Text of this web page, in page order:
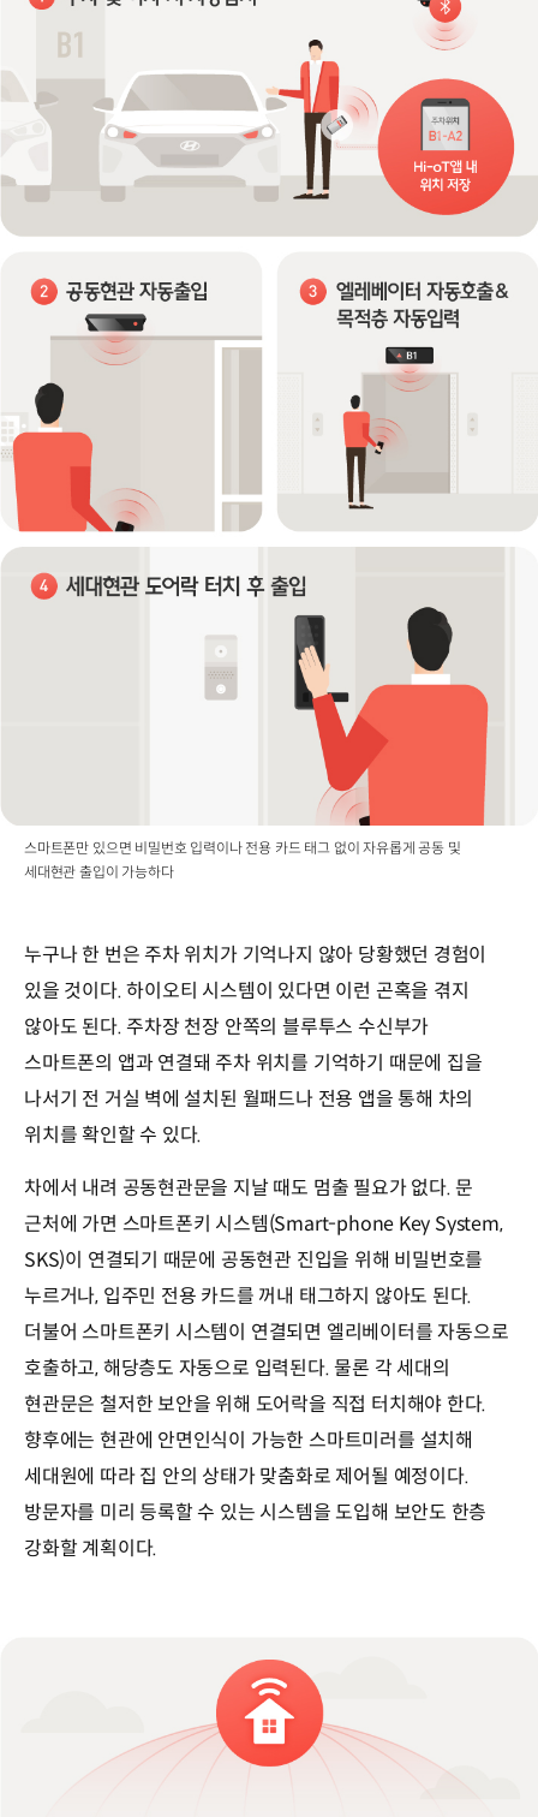
스마트폰만 있으면 비밀번호 입력이나 전용 카드 태그 없이 자유롭게 공동 및
세대현관 출입이 가능하다
누구나 한 번은 주차 위치가 기억나지 않아 당황했던 경험이
있을 것이다. 하이오티 시스템이 있다면 이런 곤혹을 겪지
않아도 된다. 주차장 천장 안쪽의 블루투스 수신부가
스마트폰의 앱과 연결돼 주차 위치를 기억하기 때문에 집을
나서기 전 거실 벽에 설치된 월패드나 전용 앱을 통해 차의
위치를 확인할 수 있다.
차에서 내려 공동현관문을 지날 때도 멈출 필요가 없다. 문
근처에 가면 스마트폰키 시스템(Smart-phone Key System,
SKS)이 연결되기 때문에 공동현관 진입을 위해 비밀번호를
누르거나, 입주민 전용 카드를 꺼내 태그하지 않아도 된다.
더불어 스마트폰키 시스템이 연결되면 엘리베이터를 자동으로
호출하고, 해당층도 자동으로 입력된다. 물론 각 세대의
현관문은 철저한 보안을 위해 도어락을 직접 터치해야 한다.
향후에는 현관에 안면인식이 가능한 스마트미러를 설치해
세대원에 따라 집 안의 상태가 맞춤화로 제어될 예정이다.
방문자를 미리 등록할 수 있는 시스템을 도입해 보안도 한층
강화할 계획이다.